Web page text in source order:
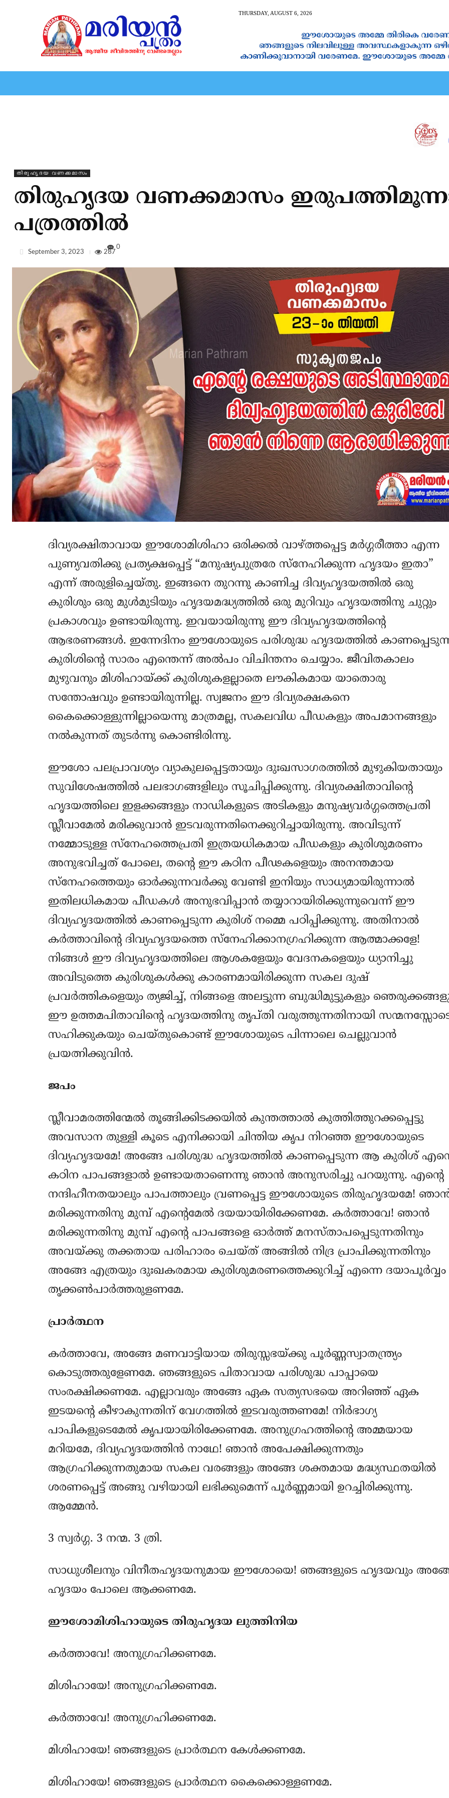
THURSDAY, AUGUST 6, 2026
തിരുഹൃദയ വണക്കമാസം
തിരുഹൃദയ വണക്കമാസം
പത്രത്തില്‍
September 3, 2023 287
0
ദിവ്യരക്ഷിതാവായ ഈശോമിശിഹാ ഒരിക്കല്‍ വാഴ്ത്തപ്പെട്ട മര്‍ഗ്ഗരീത്താ എന്ന
പുണ്യവതിക്കു പ്രത്യക്ഷപ്പെട്ട് “മനുഷ്യപുത്രരേ സ്നേഹിക്കുന്ന ഹൃദയം ഇതാ”
എന്ന്‍ അരുളിച്ചെയ്തു. ഇങ്ങനെ തുറന്നു കാണിച്ച ദിവ്യഹൃദയത്തില്‍ ഒരു
കുരിശും ഒരു മുള്‍മുടിയും ഹൃദയമദ്ധ്യത്തില്‍ ഒരു മുറിവും ഹൃദയത്തിനു ചുറ്റും
പ്രകാശവും ഉണ്ടായിരുന്നു. ഇവയായിരുന്നു ഈ ദിവ്യഹൃദയത്തിന്‍റെ
ആഭരണങ്ങള്‍. ഇന്നേദിനം ഈശോയുടെ പരിശുദ്ധ ഹൃദയത്തില്‍
കുരിശിന്‍റെ സാരം എന്തെന്ന് അല്‍പം വിചിന്തനം ചെയ്യാം. ജീവിതകാലം
മുഴുവനും മിശിഹായ്ക്ക് കുരിശുകളല്ലാതെ ലൗകികമായ യാതൊരു
സന്തോഷവും ഉണ്ടായിരുന്നില്ല. സ്വജനം ഈ ദിവ്യരക്ഷകനെ
കൈക്കൊള്ളുന്നില്ലായെന്നു മാത്രമല്ല, സകലവിധ പീഡകളും അപമാനങ്ങളും
നല്‍കുന്നത് തുടര്‍ന്നു കൊണ്ടിരിന്നു.
ഈശോ പലപ്രാവശ്യം വ്യാകുലപ്പെട്ടതായും ദുഃഖസാഗരത്തില്‍ മുഴുകിയതായും
സുവിശേഷത്തില്‍ പലഭാഗങ്ങളിലും സൂചിപ്പിക്കുന്നു. ദിവ്യരക്ഷിതാവിന്‍റെ
ഹൃദയത്തിലെ ഇളക്കങ്ങളും നാഡികളുടെ അടികളും മനുഷ്യവര്‍ഗ്ഗത്തെപ്രതി
സ്ലീവാമേല്‍ മരിക്കുവാന്‍ ഇടവരുന്നതിനെക്കുറിച്ചായിരുന്നു. അവിടുന്ന്‍
നമ്മോടുള്ള സ്നേഹത്തെപ്രതി ഇത്രയധികമായ പീഡകളും കുരിശുമരണം
അനുഭവിച്ചത് പോലെ, തന്‍റെ ഈ കഠിന പീഢകളെയും അനന്തമായ
സ്നേഹത്തെയും ഓര്‍ക്കുന്നവര്‍ക്കു വേണ്ടി ഇനിയും സാധ്യമായിരുന്നാല്‍
ഇതിലധികമായ പീഡകള്‍ അനുഭവിപ്പാന്‍ തയ്യാറായിരിക്കുന്നുവെന്ന് ഈ
ദിവ്യഹൃദയത്തില്‍ കാണപ്പെടുന്ന കുരിശ് നമ്മെ പഠിപ്പിക്കുന്നു. അതിനാല്‍
കര്‍ത്താവിന്‍റെ ദിവ്യഹൃദയത്തെ സ്നേഹിക്കാനഗ്രഹിക്കുന്ന ആത്മാക്കളേ!
നിങ്ങള്‍ ഈ ദിവ്യഹൃദയത്തിലെ ആശകളേയും വേദനകളെയും ധ്യാനിച്ചു
അവിടുത്തെ കുരിശുകള്‍ക്കു കാരണമായിരിക്കുന്ന സകല ദുഷ്
പ്രവര്‍ത്തികളെയും ത്യജിച്ച്, നിങ്ങളെ അലട്ടുന്ന ബുദ്ധിമുട്ടുകളും
ഈ ഉത്തമപിതാവിന്‍റെ ഹൃദയത്തിനു തൃപ്തി വരുത്തുന്നതിനായി
സഹിക്കുകയും ചെയ്തുകൊണ്ട് ഈശോയുടെ പിന്നാലെ ചെല്ലുവാന്‍
പ്രയത്നിക്കുവിന്‍.
ജപം
സ്ലീവാമരത്തിന്മേല്‍ തൂങ്ങിക്കിടക്കയില്‍ കുന്തത്താല്‍ കുത്തിത്തുറക്കപ്പെട്ടു
അവസാന തുള്ളി കൂടെ എനിക്കായി ചിന്തിയ കൃപ നിറഞ്ഞ ഈശോയുടെ
ദിവ്യഹൃദയമേ! അങ്ങേ പരിശുദ്ധ ഹൃദയത്തില്‍ കാണപ്പെടുന്ന ആ കുരിശ്
കഠിന പാപങ്ങളാല്‍ ഉണ്ടായതാണെന്നു ഞാന്‍ അനുസരിച്ചു പറയുന്നു. എന്‍റെ
നന്ദിഹീനതയാലും പാപത്താലും വ്രണപ്പെട്ട ഈശോയുടെ തിരുഹൃദയമേ!
മരിക്കുന്നതിനു മുമ്പ് എന്‍റെമേല്‍ ദയയായിരിക്കേണമേ. കര്‍ത്താവേ! ഞാന്‍
മരിക്കുന്നതിനു മുമ്പ് എന്‍റെ പാപങ്ങളെ ഓര്‍ത്ത് മനസ്താപപ്പെടുന്നതിനും
അവയ്ക്കു തക്കതായ പരിഹാരം ചെയ്ത് അങ്ങില്‍ നിദ്ര പ്രാപിക്കുന്നതിനും
അങ്ങേ എത്രയും ദുഃഖകരമായ കുരിശുമരണത്തെക്കുറിച്ച് എന്നെ ദയാപൂര്‍വ്വം
തൃക്കണ്‍പാര്‍ത്തരുളണമേ.
പ്രാര്‍ത്ഥന
കര്‍ത്താവേ, അങ്ങേ മണവാട്ടിയായ തിരുസ്സഭയ്ക്കു പൂര്‍ണ്ണസ്വാതന്ത്ര്യം
കൊടുത്തരുളേണമേ. ഞങ്ങളുടെ പിതാവായ പരിശുദ്ധ പാപ്പായെ
സംരക്ഷിക്കണമേ. എല്ലാവരും അങ്ങേ ഏക സത്യസഭയെ അറിഞ്ഞ് ഏക
ഇടയന്‍റെ കീഴാകുന്നതിന് വേഗത്തില്‍ ഇടവരുത്തണമേ! നിര്‍ഭാഗ്യ
പാപികളുടെമേല്‍ കൃപയായിരിക്കേണമേ. അനുഗ്രഹത്തിന്‍റെ അമ്മയായ
മറിയമേ, ദിവ്യഹൃദയത്തിന്‍ നാഥേ! ഞാന്‍ അപേക്ഷിക്കുന്നതും
ആഗ്രഹിക്കുന്നതുമായ സകല വരങ്ങളും അങ്ങേ ശക്തമായ മദ്ധ്യസ്ഥതയില്‍
ശരണപ്പെട്ട് അങ്ങു വഴിയായി ലഭിക്കുമെന്ന് പൂര്‍ണ്ണമായി ഉറച്ചിരിക്കുന്നു.
ആമ്മേന്‍.
3 സ്വര്‍ഗ്ഗ. 3 നന്മ. 3 ത്രി.
സാധുശീലനും വിനീതഹൃദയനുമായ ഈശോയെ! ഞങ്ങളുടെ ഹൃദയവും
ഹൃദയം പോലെ ആക്കണമേ.
ഈശോമിശിഹായുടെ തിരുഹൃദയ ലുത്തിനിയ
കര്‍ത്താവേ! അനുഗ്രഹിക്കണമേ.
മിശിഹായേ! അനുഗ്രഹിക്കണമേ.
കര്‍ത്താവേ! അനുഗ്രഹിക്കണമേ.
മിശിഹായേ! ഞങ്ങളുടെ പ്രാര്‍ത്ഥന കേള്‍ക്കണമേ.
മിശിഹായേ! ഞങ്ങളുടെ പ്രാര്‍ത്ഥന കൈക്കൊള്ളണമേ.